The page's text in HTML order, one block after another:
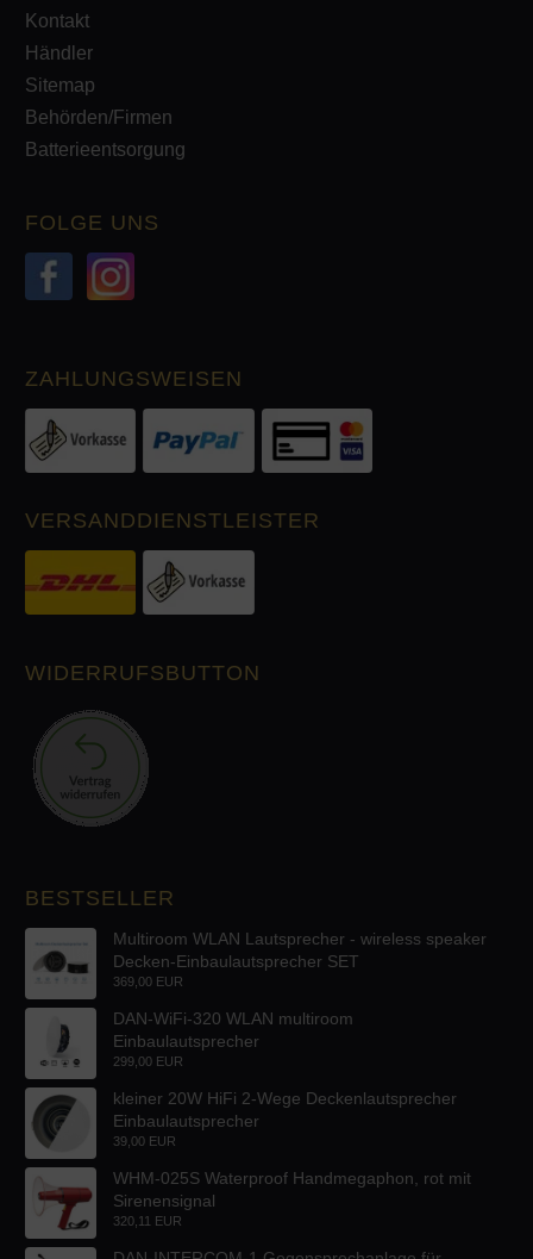
Kontakt
Händler
Sitemap
Behörden/Firmen
Batterieentsorgung
FOLGE UNS
ZAHLUNGSWEISEN
VERSANDDIENSTLEISTER
WIDERRUFSBUTTON
BESTSELLER
Multiroom WLAN Lautsprecher - wireless speaker
Decken-Einbaulautsprecher SET
369,00 EUR
DAN-WiFi-320 WLAN multiroom
Einbaulautsprecher
299,00 EUR
kleiner 20W HiFi 2-Wege Deckenlautsprecher
Einbaulautsprecher
39,00 EUR
WHM-025S Waterproof Handmegaphon, rot mit
Sirenensignal
320,11 EUR